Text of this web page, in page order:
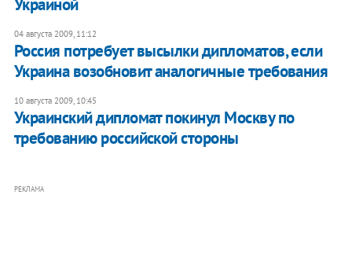
Украиной
04 августа 2009, 11:12
Россия потребует высылки дипломатов, если
Украина возобновит аналогичные требования
10 августа 2009, 10:45
Украинский дипломат покинул Москву по
требованию российской стороны
РЕКЛАМА